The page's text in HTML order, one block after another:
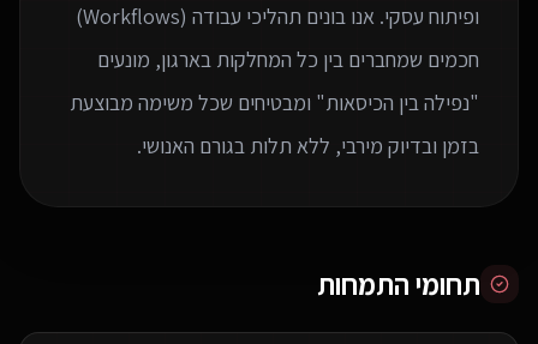
ופיתוח עסקי. אנו בונים תהליכי עבודה (Workflows)
חכמים שמחברים בין כל המחלקות בארגון, מונעים
"נפילה בין הכיסאות" ומבטיחים שכל משימה מבוצעת
בזמן ובדיוק מירבי, ללא תלות בגורם האנושי.
תחומי התמחות